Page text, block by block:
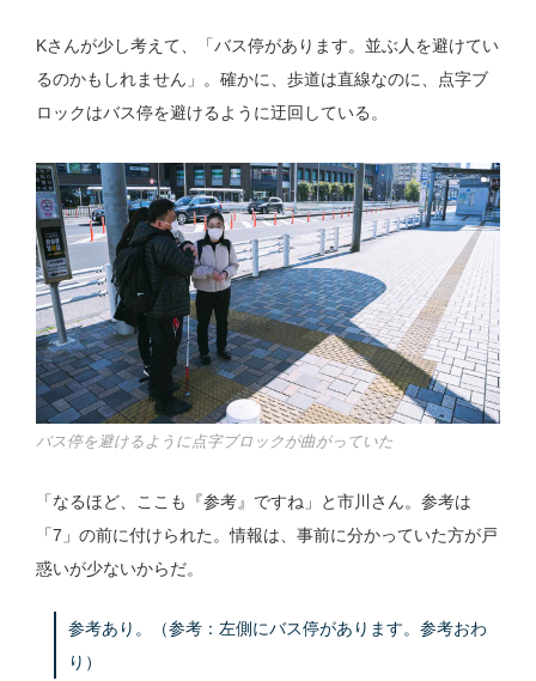
Kさんが少し考えて、「バス停があります。並ぶ人を避けてい
るのかもしれません」。確かに、歩道は直線なのに、点字ブ
ロックはバス停を避けるように迂回している。
バス停を避けるように点字ブロックが曲がっていた
「なるほど、ここも『参考』ですね」と市川さん。参考は
「7」の前に付けられた。情報は、事前に分かっていた方が戸
惑いが少ないからだ。
参考あり。（参考：左側にバス停があります。参考おわ
り）